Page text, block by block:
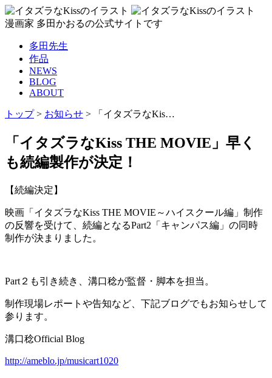
漫画家 多田かおるの公式サイトです
多田先生
作品
NEWS
BLOG
ABOUT
トップ> お知らせ > 「イタズラなKis…
「イタズラなKiss THE MOVIE」早く
も続編製作が決定！
【続編決定】
映画「イタズラなKiss THE MOVIE～ハイスクール編」制作
の反響を受けて、続編となるPart2「キャンパス編」の同時
制作が決まりました。
Part２も引き続き、溝口稔が監督・脚本を担当。
制作現場レポートや告知など、下記ブログでもお知らせして
参ります。
溝口稔Official Blog
http://ameblo.jp/musicart1020